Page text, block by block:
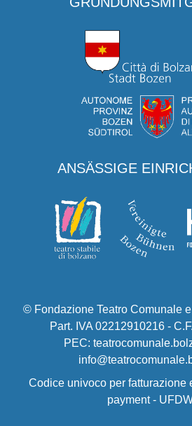
ANSÄSSIGE
© Fondazione Teatro Comunale
Part. IVA 02212910216 -
PEC:
Codice univoco per fatturazione
payment -